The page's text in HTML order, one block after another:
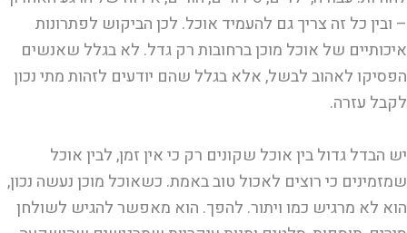
– ובין כל זה צריך גם להעמיד אוכל. לכן הביקוש לפתרונות
איכותיים של אוכל מוכן ברחובות רק גדל. לא בגלל שאנשים
הפסיקו לאהוב לבשל, אלא בגלל שהם יודעים לזהות מתי נכון
לקבל עזרה.
יש הבדל גדול בין אוכל שקונים רק כי אין זמן, לבין אוכל
שמזמינים כי רוצים לאכול טוב באמת. כשאוכל מוכן נעשה נכון,
הוא לא מרגיש כמו ויתור. להפך. הוא מאפשר להגיש לשולחן